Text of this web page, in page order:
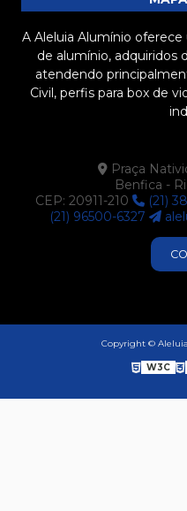
A Aleluia Alumínio
de alumínio, adquiridos
atendendo
Civil, perfis para box de
Praça
Benfica -
CEP: 20911-210
(21)
(21) 96500-6327
Copyright ©
W3C